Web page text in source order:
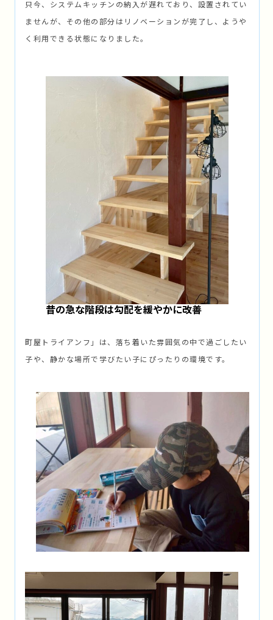
只今、システムキッチンの納入が遅れており、設置されてい
ませんが、その他の部分はリノベーションが完了し、ようや
く利用できる状態になりました。
昔の急な階段は勾配を緩やかに改善
町屋トライアンフ」は、落ち着いた雰囲気の中で過ごしたい
子や、静かな場所で学びたい子にぴったりの環境です。